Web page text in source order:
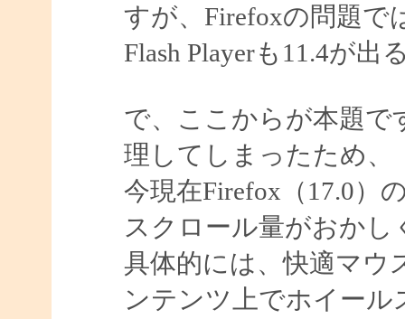
すが、Firefoxの問題で
Flash Playerも11.4が
で、ここからが本題で
理してしまったため、
今現在Firefox（17.0）
スクロール量がおか
具体的には、快適マウ
ンテンツ上でホイール